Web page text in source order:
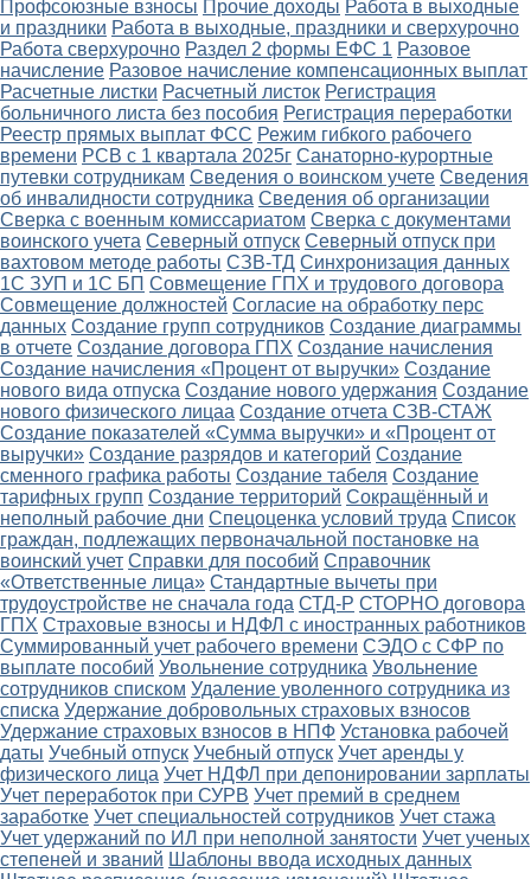
Профсоюзные взносы Прочие доходы Работа в выходные
и праздники Работа в выходные, праздники и сверхурочно
Работа сверхурочно Раздел 2 формы ЕФС 1 Разовое
начисление Разовое начисление компенсационных выплат
Расчетные листки Расчетный листок Регистрация
больничного листа без пособия Регистрация переработки
Реестр прямых выплат ФСС Режим гибкого рабочего
времени РСВ с 1 квартала 2025г Санаторно-курортные
путевки сотрудникам Сведения о воинском учете Сведения
об инвалидности сотрудника Сведения об организации
Сверка с военным комиссариатом Сверка с документами
воинского учета Северный отпуск Северный отпуск при
вахтовом методе работы СЗВ-ТД Синхронизация данных
1С ЗУП и 1С БП Совмещение ГПХ и трудового договора
Совмещение должностей Согласие на обработку перс
данных Создание групп сотрудников Создание диаграммы
в отчете Создание договора ГПХ Создание начисления
Создание начисления «Процент от выручки» Создание
нового вида отпуска Создание нового удержания Создание
нового физического лицаа Создание отчета СЗВ-СТАЖ
Создание показателей «Сумма выручки» и «Процент от
выручки» Создание разрядов и категорий Создание
сменного графика работы Создание табеля Создание
тарифных групп Создание территорий Сокращённый и
неполный рабочие дни Спецоценка условий труда Список
граждан, подлежащих первоначальной постановке на
воинский учет Справки для пособий Справочник
«Ответственные лица» Стандартные вычеты при
трудоустройстве не сначала года СТД-Р СТОРНО договора
ГПХ Страховые взносы и НДФЛ с иностранных работников
Суммированный учет рабочего времени СЭДО с СФР по
выплате пособий Увольнение сотрудника Увольнение
сотрудников списком Удаление уволенного сотрудника из
списка Удержание добровольных страховых взносов
Удержание страховых взносов в НПФ Установка рабочей
даты Учебный отпуск Учебный отпуск Учет аренды у
физического лица Учет НДФЛ при депонировании зарплаты
Учет переработок при СУРВ Учет премий в среднем
заработке Учет специальностей сотрудников Учет стажа
Учет удержаний по ИЛ при неполной занятости Учет ученых
степеней и званий Шаблоны ввода исходных данных